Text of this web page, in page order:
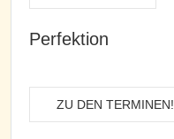
Perfektion
ZU DEN TERMINEN!